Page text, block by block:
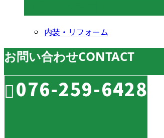
内装・リフォーム
お問い合わせCONTACT
076-259-6428